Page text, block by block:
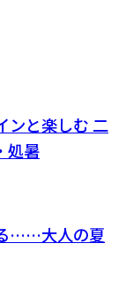
ンと楽しむ 二
処暑
……大人の夏